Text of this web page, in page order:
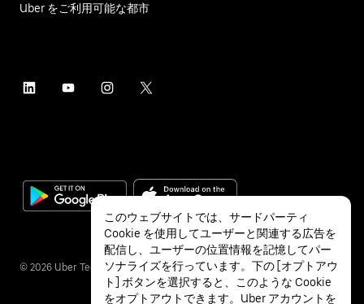
Uber をご利用可能な都市
© 2026 Uber Technologies Inc.
このウェブサイトでは、サードパーティ
Cookie を使用してユーザーと関連する広告を
配信し、ユーザーの位置情報を記憶してパー
ソナライズを行っています。下の [オプトアウ
ト] ボタンを選択すると、このような Cookie
をオプトアウトできます。Uber アカウントを